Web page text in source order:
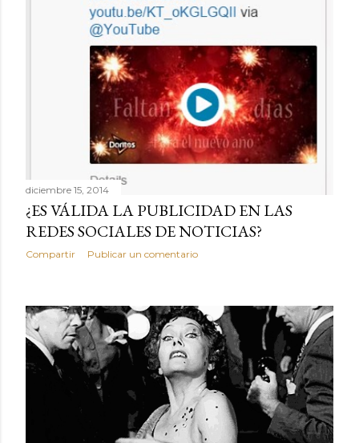
diciembre 15, 2014
¿ES VÁLIDA LA PUBLICIDAD EN LAS
REDES SOCIALES DE NOTICIAS?
Compartir Publicar un comentario